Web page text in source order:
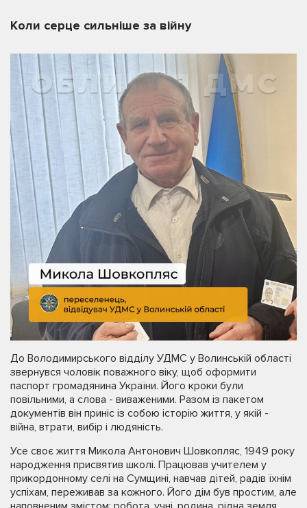
Коли серце сильніше за війну
До Володимирського відділу УДМС у Волинській області
звернувся чоловік поважного віку, щоб оформити
паспорт громадянина України. Його кроки були
повільними, а слова - виваженими. Разом із пакетом
документів він приніс із собою історію життя, у якій -
війна, втрати, вибір і людяність.
Усе своє життя Микола Антонович Шовкопляс, 1949 року
народження присвятив школі. Працював учителем у
прикордонному селі на Сумщині, навчав дітей, радів їхнім
успіхам, переживав за кожного. Його дім був простим, але